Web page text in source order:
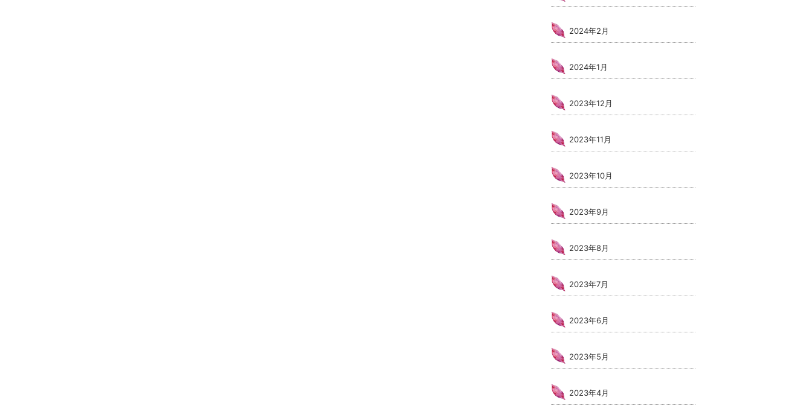
2024年2月
2024年1月
2023年12月
2023年11月
2023年10月
2023年9月
2023年8月
2023年7月
2023年6月
2023年5月
2023年4月